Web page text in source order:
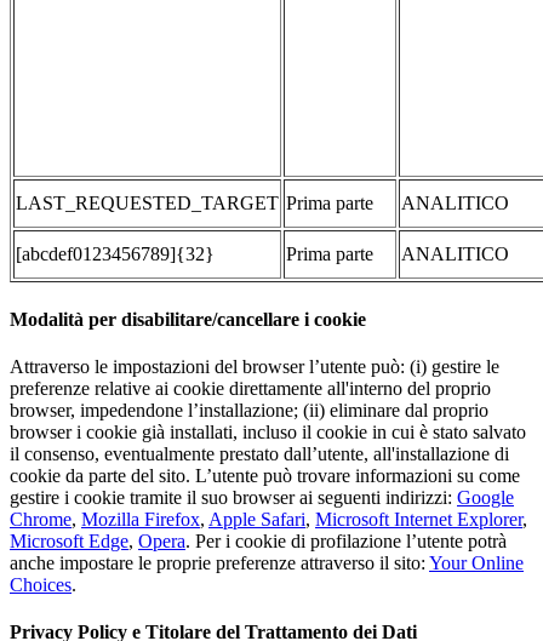
LAST_REQUESTED_TARGET Prima parte ANALITICO
[abcdef0123456789]{32} Prima parte ANALITICO
Modalità per disabilitare/cancellare i cookie
Attraverso le impostazioni del browser l’utente può: (i) gestire le
preferenze relative ai cookie direttamente all'interno del proprio
browser, impedendone l’installazione; (ii) eliminare dal proprio
browser i cookie già installati, incluso il cookie in cui è stato salvato
il consenso, eventualmente prestato dall’utente, all'installazione di
cookie da parte del sito. L’utente può trovare informazioni su come
gestire i cookie tramite il suo browser ai seguenti indirizzi: Google
Chrome, Mozilla Firefox, Apple Safari, Microsoft Internet Explorer,
Microsoft Edge, Opera. Per i cookie di profilazione l’utente potrà
anche impostare le proprie preferenze attraverso il sito: Your Online
Choices.
Privacy Policy e Titolare del Trattamento dei Dati